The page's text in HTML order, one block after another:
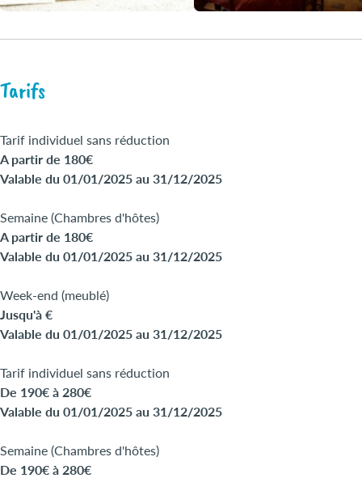
Tarifs
Tarif individuel sans réduction
A partir de 180€
Valable du 01/01/2025 au 31/12/2025
Semaine (Chambres d'hôtes)
A partir de 180€
Valable du 01/01/2025 au 31/12/2025
Week-end (meublé)
Jusqu'à €
Valable du 01/01/2025 au 31/12/2025
Tarif individuel sans réduction
De 190€ à 280€
Valable du 01/01/2025 au 31/12/2025
Semaine (Chambres d'hôtes)
De 190€ à 280€